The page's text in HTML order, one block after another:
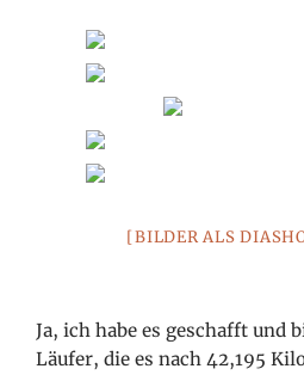
[BILDER ALS
Ja, ich habe es geschafft und
Läufer, die es nach 42,195